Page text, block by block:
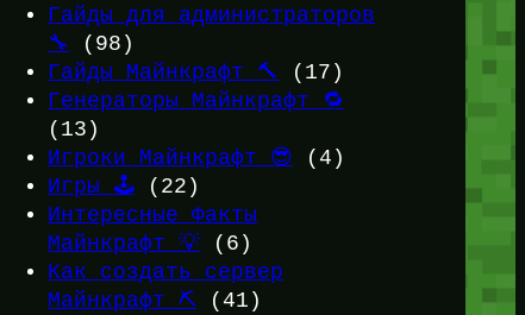
Гайды для администраторов
🔧
(98)
Гайды Майнкрафт 🔨
(17)
Генераторы Майнкрафт 🔁
(13)
Игроки Майнкрафт 😎 (4)
Игры 🕹️ (22)
Интересные Факты
Майнкрафт 💡 (6)
Как создать сервер
Майнкрафт ⛏️ (41)